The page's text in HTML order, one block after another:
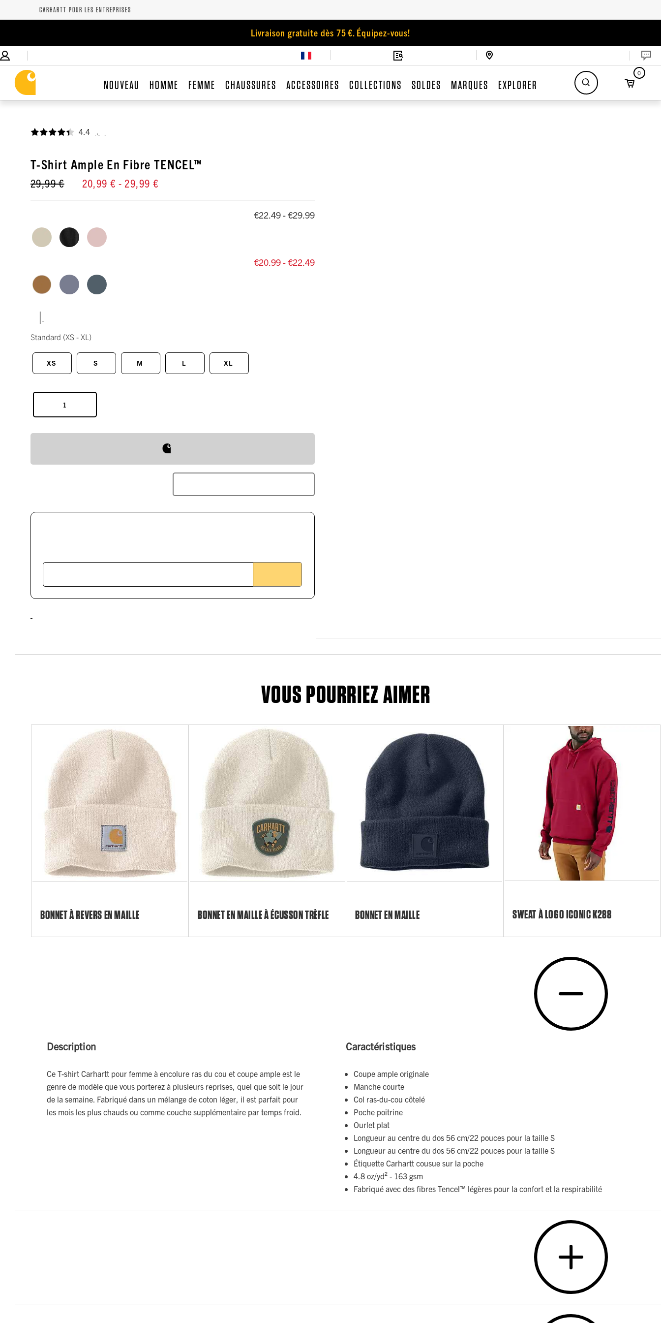
CARHARTT POUR LES ENTREPRISES
Livraison gratuite dès 75 €. Équipez-vous!
NOUVEAU HOMME FEMME CHAUSSURES ACCESSOIRES COLLECTIONS SOLDES MARQUES EXPLORER
0
4.4
T-Shirt Ample En Fibre TENCEL™
29,99 € 20,99 € - 29,99 €
€22.49 - €29.99
€20.99 - €22.49
|
Standard (XS - XL)
XS S M L XL
VOUS POURRIEZ AIMER
BONNET À REVERS EN MAILLE BONNET EN MAILLE À ÉCUSSON TRÈFLE BONNET EN MAILLE SWEAT À LOGO ICONIC K288
Description
Ce T-shirt Carhartt pour femme à encolure ras du cou et coupe ample est le
genre de modèle que vous porterez à plusieurs reprises, quel que soit le jour
de la semaine. Fabriqué dans un mélange de coton léger, il est parfait pour
les mois les plus chauds ou comme couche supplémentaire par temps froid.
Caractéristiques
Coupe ample originale
Manche courte
Col ras-du-cou côtelé
Poche poitrine
Ourlet plat
Longueur au centre du dos 56 cm/22 pouces pour la taille S
Longueur au centre du dos 56 cm/22 pouces pour la taille S
Étiquette Carhartt cousue sur la poche
4.8 oz/yd² - 163 gsm
Fabriqué avec des fibres Tencel™ légères pour la confort et la respirabilité